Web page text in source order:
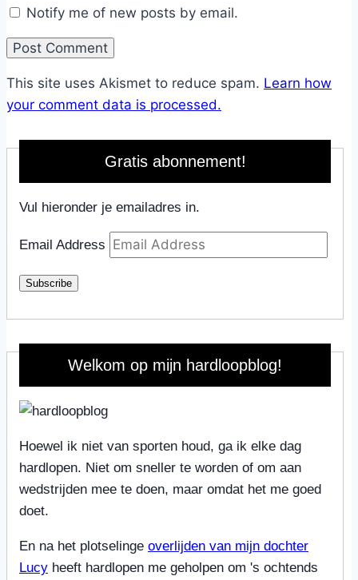
Notify me of new posts by email.
This site uses Akismet to reduce spam. Learn how
your comment data is processed.
Gratis abonnement!
Vul hieronder je emailadres in.
Email Address
Subscribe
Welkom op mijn hardloopblog!
Hoewel ik niet van sporten houd, ga ik elke dag
hardlopen. Niet om sneller te worden of om aan
wedstrijden mee te doen, maar omdat het me goed
doet.
En na het plotselinge overlijden van mijn dochter
Lucy heeft hardlopen me geholpen om 's ochtends